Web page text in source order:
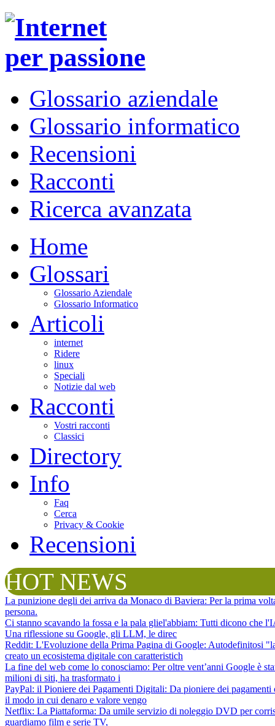
Glossario aziendale
Glossario informatico
Recensioni
Racconti
Ricerca avanzata
Home
Glossari
Glossario Aziendale
Glossario Informatico
Articoli
internet
Ridere
linux
Speciali
Notizie dal web
Racconti
Vostri racconti
Classici
Directory
Info
Faq
Cerca
Privacy & Cookie
Recensioni
HOT NEWS
La punizione degli dei arriva da Monaco di Baviera: Per la prima
persona.
Ci stanno scavando la fossa e la pala gliel'abbiam: Tutti dicono che
Una riflessione su Google, gli LLM, le direc
Reddit: L'Evoluzione della Prima Pagina di Google: Autodefinitosi
creato un ecosistema digitale con caratteristich
La fine del web come lo conosciamo: Per oltre vent’anni Google è
milioni di siti, ha trasformato i
PayPal: il Pioniere dei Pagamenti Digitali: Da pioniere dei
il modo in cui denaro e valore vengo
Netflix: La Piattaforma: Da umile servizio di noleggio DVD per
guardiamo film e serie TV,